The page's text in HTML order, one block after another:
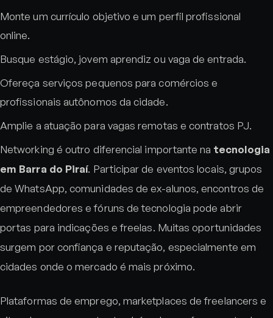
Monte um currículo objetivo e um perfil profissional
online.
Busque estágio, jovem aprendiz ou vaga de entrada.
Ofereça serviços pequenos para comércios e
profissionais autônomos da cidade.
Amplie a atuação para vagas remotas e contratos PJ.
Networking é outro diferencial importante na tecnologia
em Barra do Piraí. Participar de eventos locais, grupos
de WhatsApp, comunidades de ex-alunos, encontros de
empreendedores e fóruns de tecnologia pode abrir
portas para indicações e freelas. Muitas oportunidades
surgem por confiança e reputação, especialmente em
cidades onde o mercado é mais próximo.
Plataformas de emprego, marketplaces de freelancers e